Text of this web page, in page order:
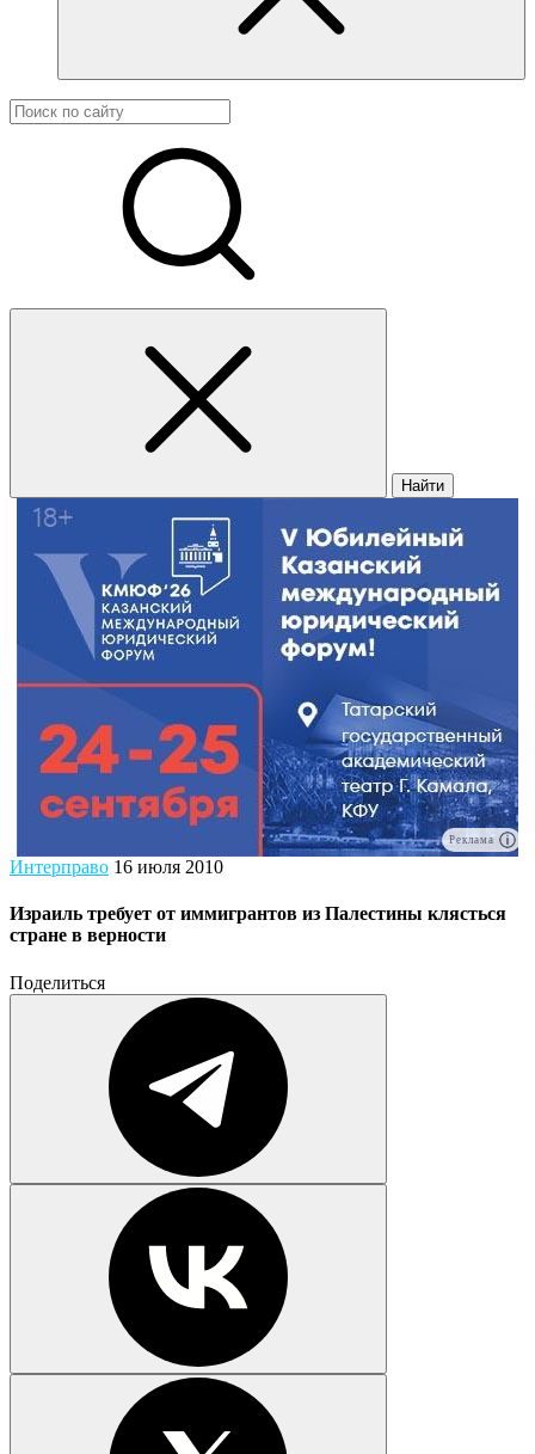
Найти
Реклама
Интерправо 16 июля 2010
Израиль требует от иммигрантов из Палестины клясться
стране в верности
Поделиться